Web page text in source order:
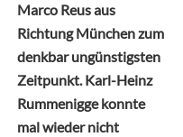
Marco Reus aus
Richtung München zum
denkbar ungünstigsten
Zeitpunkt. Karl-Heinz
Rummenigge konnte
mal wieder nicht